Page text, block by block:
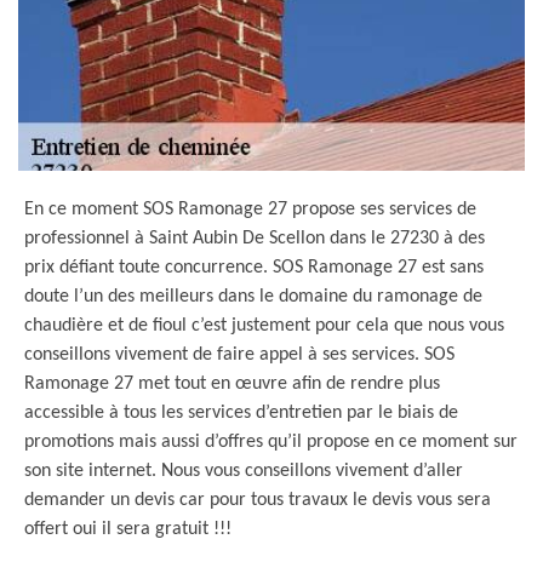
En ce moment SOS Ramonage 27 propose ses services de
professionnel à Saint Aubin De Scellon dans le 27230 à des
prix défiant toute concurrence. SOS Ramonage 27 est sans
doute l’un des meilleurs dans le domaine du ramonage de
chaudière et de fioul c’est justement pour cela que nous vous
conseillons vivement de faire appel à ses services. SOS
Ramonage 27 met tout en œuvre afin de rendre plus
accessible à tous les services d’entretien par le biais de
promotions mais aussi d’offres qu’il propose en ce moment sur
son site internet. Nous vous conseillons vivement d’aller
demander un devis car pour tous travaux le devis vous sera
offert oui il sera gratuit !!!